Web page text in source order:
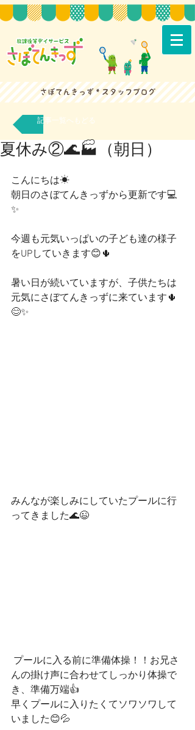
記事一覧へもどる
夏休み②🌊🏭（朝日）
こんにちは☀
朝日のさぼてんきっずから更新です💻
✨
今週も元気いっぱいの子ども達の様子
をUPしていきます😊🌵
暑い日が続いていますが、子供たちは
元気にさぼてんきっずに来ています🌵
😊✨
みんなが楽しみにしていたプールに行
ってきました🌊😉
んの掛け声に合わせてしっかり体操で
き、準備万端👍
早くプールに入りたくてソワソワして
いました😊💦